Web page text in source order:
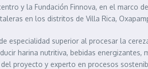
y la Fundación Finnova, en el marco
en los distritos de Villa Rica,
especialidad superior al procesar la
harina nutritiva, bebidas
proyecto y experto en procesos